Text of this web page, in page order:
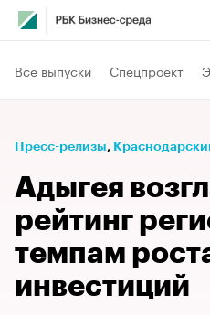
Все выпуски Спецпроект
Пресс-релизы⁠,
Адыгея
рейтинг
темпам
инвестиций